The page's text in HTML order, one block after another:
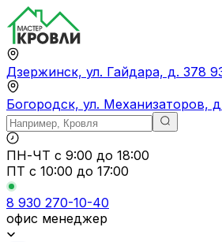
Дзержинск, ул. Гайдара, д. 378
Богородск, ул. Механизаторов,
ПН-ЧТ с 9:00 до 18:00
ПТ с 10:00 до 17:00
8 930 270-10-40
офис менеджер